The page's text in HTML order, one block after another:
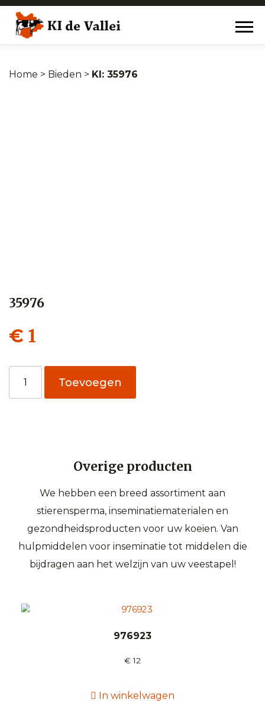
Home > Bieden > 35976
35976
€ 1
aantal
Toevoegen
Overige producten
We hebben een breed assortiment aan
stierensperma, inseminatiematerialen en
gezondheidsproducten voor uw koeien. Van
hulpmiddelen voor inseminatie tot middelen die
bijdragen aan het welzijn van uw veestapel!
976923
€12
In winkelwagen